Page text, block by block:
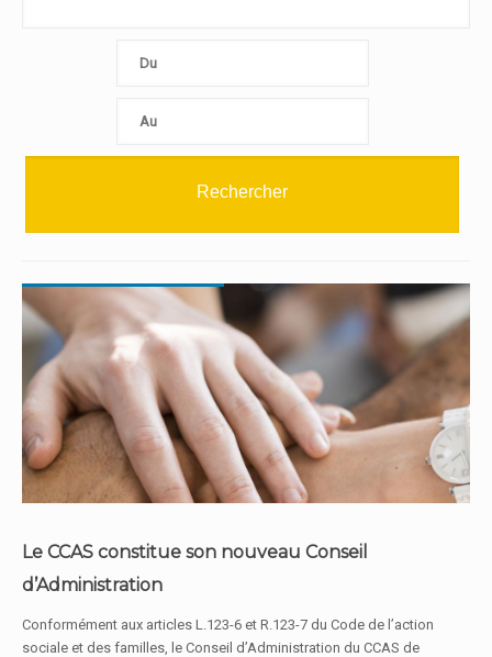
Le CCAS constitue son nouveau Conseil
d’Administration
Conformément aux articles L.123-6 et R.123-7 du Code de l’action
sociale et des familles, le Conseil d’Administration du CCAS de